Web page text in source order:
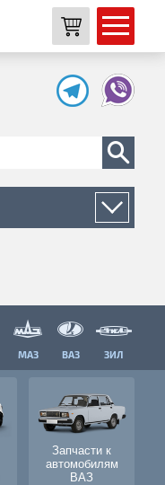
МАЗ ВАЗ ЗИЛ
Запчасти к
автомобилям
ВАЗ